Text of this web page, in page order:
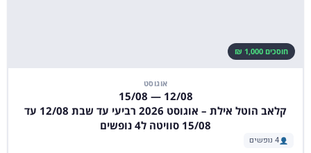
חוסכים 1,000 ₪
אוגוסט
12/08 — 15/08
קלאב הוטל אילת – אוגוסט 2026 רביעי עד שבת 12/08 עד
15/08 סוויטה ל4 נופשים
4 נופשים